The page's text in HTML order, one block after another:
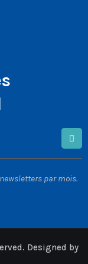
par mois.
Designed by